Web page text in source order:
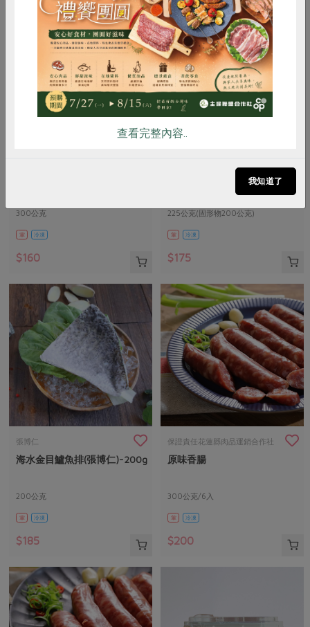
300公克
葷 冷凍
$160
味噌鹽麴五花醃肉片(花肉
225公克(固形物200公克)
葷 冷凍
$175
張博仁
海水金目鱸魚排(張博仁)-200g
200公克
葷 冷凍
$185
保證責任花蓮縣肉品運銷合作社
原味香腸
300公克/6入
葷 冷凍
$200
惜食 RPET 食譜 減硝酸鹽
雞蛋 食安 共同購買
查看完整內容..
我知道了